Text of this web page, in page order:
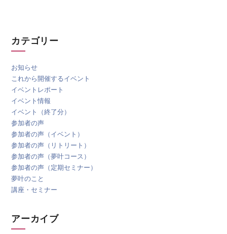
カテゴリー
お知らせ
これから開催するイベント
イベントレポート
イベント情報
イベント（終了分）
参加者の声
参加者の声（イベント）
参加者の声（リトリート）
参加者の声（夢叶コース）
参加者の声（定期セミナー）
夢叶のこと
講座・セミナー
アーカイブ